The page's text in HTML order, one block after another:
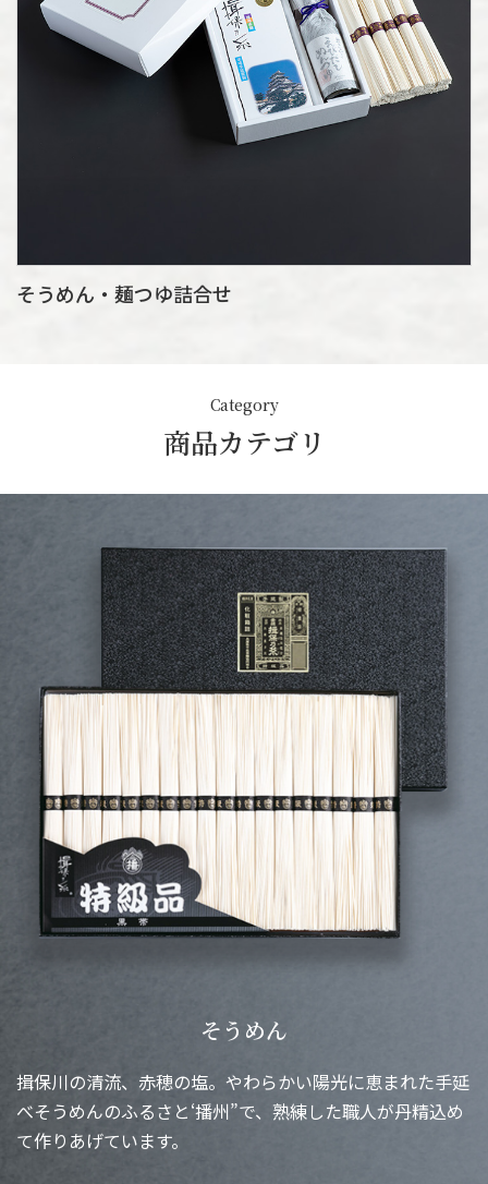
そうめん・麺つゆ詰合せ
Category
商品カテゴリ
そうめん
揖保川の清流、赤穂の塩。やわらかい陽光に恵まれた手延
べそうめんのふるさと‘播州”で、熟練した職人が丹精込め
て作りあげています。